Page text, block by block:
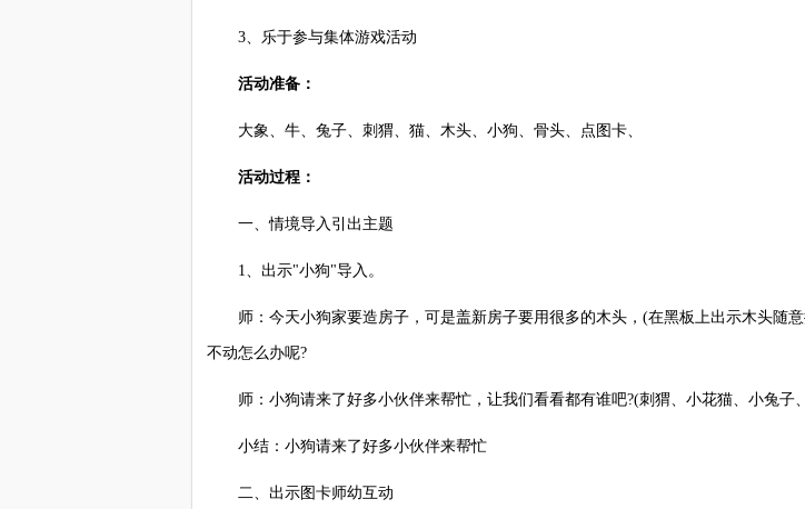
3、乐于参与集体游戏活动
活动准备：
大象、牛、兔子、刺猬、猫、木头、小狗、骨头、点图卡、
活动过程：
一、情境导入引出主题
1、出示"小狗"导入。
师：今天小狗家要造房子，可是盖新房子要用很多的木头，(在黑板上出示木头随
不动怎么办呢?
师：小狗请来了好多小伙伴来帮忙，让我们看看都有谁吧?(刺猬、小花猫、小兔子
小结：小狗请来了好多小伙伴来帮忙
二、出示图卡师幼互动